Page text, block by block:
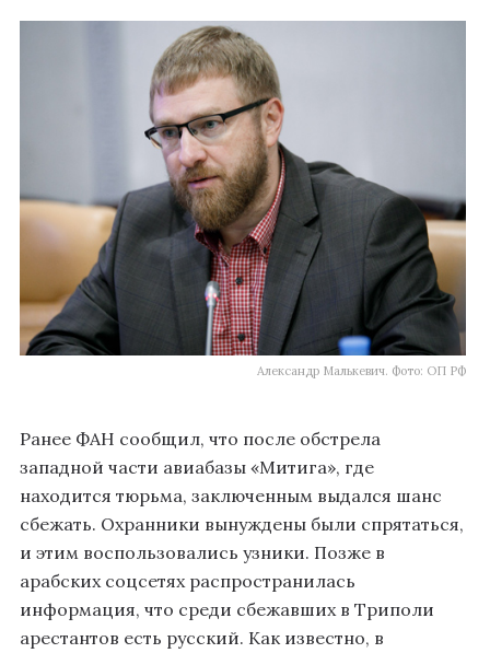
Александр Малькевич. Фото: ОП РФ
Ранее ФАН сообщил, что после обстрела
западной части авиабазы «Митига», где
находится тюрьма, заключенным выдался шанс
сбежать. Охранники вынуждены были спрятаться,
и этим воспользовались узники. Позже в
арабских соцсетях распространилась
информация, что среди сбежавших в Триполи
арестантов есть русский. Как известно, в